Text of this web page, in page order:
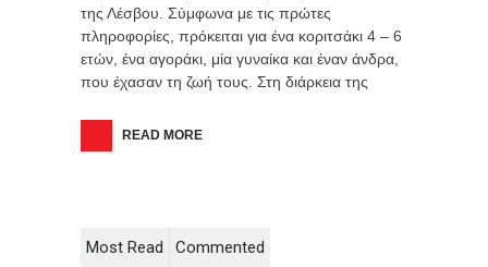
της Λέσβου. Σύμφωνα με τις πρώτες
πληροφορίες, πρόκειται για ένα κοριτσάκι 4 – 6
ετών, ένα αγοράκι, μία γυναίκα και έναν άνδρα,
που έχασαν τη ζωή τους. Στη διάρκεια της
READ MORE
Most Read Commented